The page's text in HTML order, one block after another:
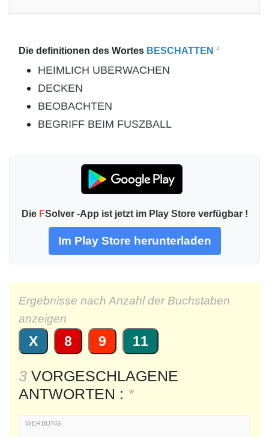
Die definitionen des Wortes BESCHATTEN 4
HEIMLICH UBERWACHEN
DECKEN
BEOBACHTEN
BEGRIFF BEIM FUSZBALL
Die FSolver -App ist jetzt im Play Store verfügbar !
Im Play Store herunterladen
Ergebnisse nach Anzahl der Buchstaben
anzeigen
X 8 9 11
3 VORGESCHLAGENE
ANTWORTEN : *